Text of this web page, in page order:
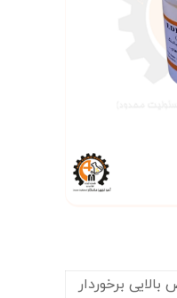
برخوردار